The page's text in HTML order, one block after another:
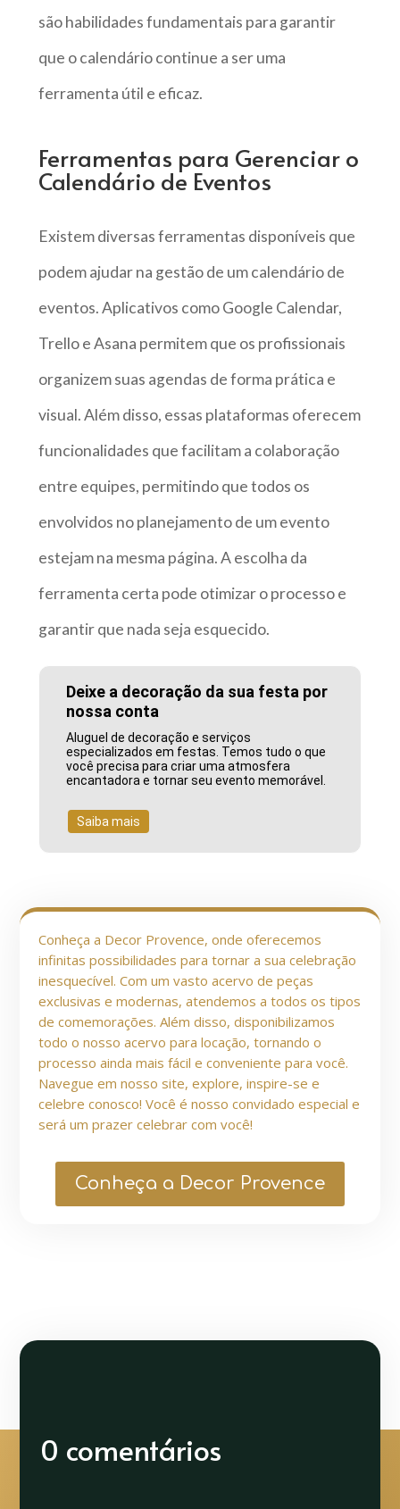
são habilidades fundamentais para garantir
que o calendário continue a ser uma
ferramenta útil e eficaz.
Ferramentas para Gerenciar o
Calendário de Eventos
Existem diversas ferramentas disponíveis que
podem ajudar na gestão de um calendário de
eventos. Aplicativos como Google Calendar,
Trello e Asana permitem que os profissionais
organizem suas agendas de forma prática e
visual. Além disso, essas plataformas oferecem
funcionalidades que facilitam a colaboração
entre equipes, permitindo que todos os
envolvidos no planejamento de um evento
estejam na mesma página. A escolha da
ferramenta certa pode otimizar o processo e
garantir que nada seja esquecido.
Deixe a decoração da sua festa por
nossa conta
Aluguel de decoração e serviços
especializados em festas. Temos tudo o que
você precisa para criar uma atmosfera
encantadora e tornar seu evento memorável.
Saiba mais
Conheça a Decor Provence, onde oferecemos
infinitas possibilidades para tornar a sua celebração
inesquecível. Com um vasto acervo de peças
exclusivas e modernas, atendemos a todos os tipos
de comemorações. Além disso, disponibilizamos
todo o nosso acervo para locação, tornando o
processo ainda mais fácil e conveniente para você.
Navegue em nosso site, explore, inspire-se e
celebre conosco! Você é nosso convidado especial e
será um prazer celebrar com você!
Conheça a Decor Provence
0 comentários